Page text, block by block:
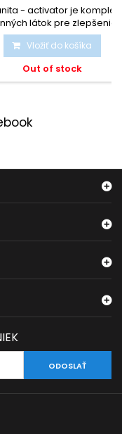
- activator je komplex
látok pre zlepšenie
imunity a...
Vložiť do košíka
Out of stock
ODOSLAŤ